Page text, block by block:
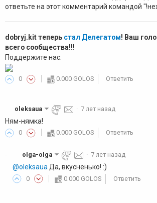
ответьте на этот комментарий командой
dobryj.kit теперь стал Делегатом! Ваш
всего сообщества!!!
Поддержите нас:
0 0.000 GOLOS Ответить
oleksaua · 7 лет назад
Ням-нямка!
0 0.000 GOLOS Ответить
· olga-olga · 7 лет назад
@oleksauaДа, вкусненько! :)
0 0.000 GOLOS Ответить